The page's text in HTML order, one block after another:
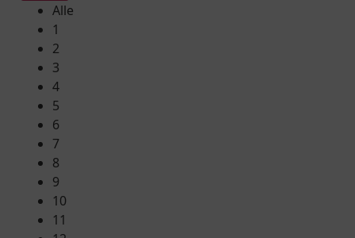
Alle
1
2
3
4
5
6
7
8
9
10
11